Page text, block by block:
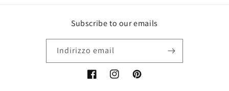
Subscribe to our emails
Indirizzo email
FacebookInstagramPinterest